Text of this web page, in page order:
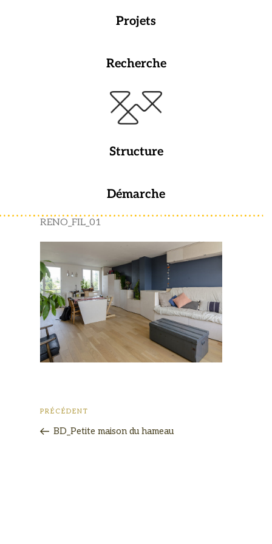
Projets
Recherche
Structure
Démarche
RENO_FIL_01
PRÉCÉDENT
BD_Petite maison du hameau